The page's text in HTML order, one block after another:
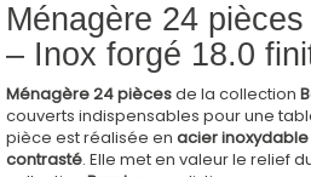
Ménagère 24
– Inox forgé 18.0
Ménagère 24 piècesde la collection
couverts indispensables pour une
pièce est réalisée en acier inoxydable
contrasté. Elle met en valeur le relief